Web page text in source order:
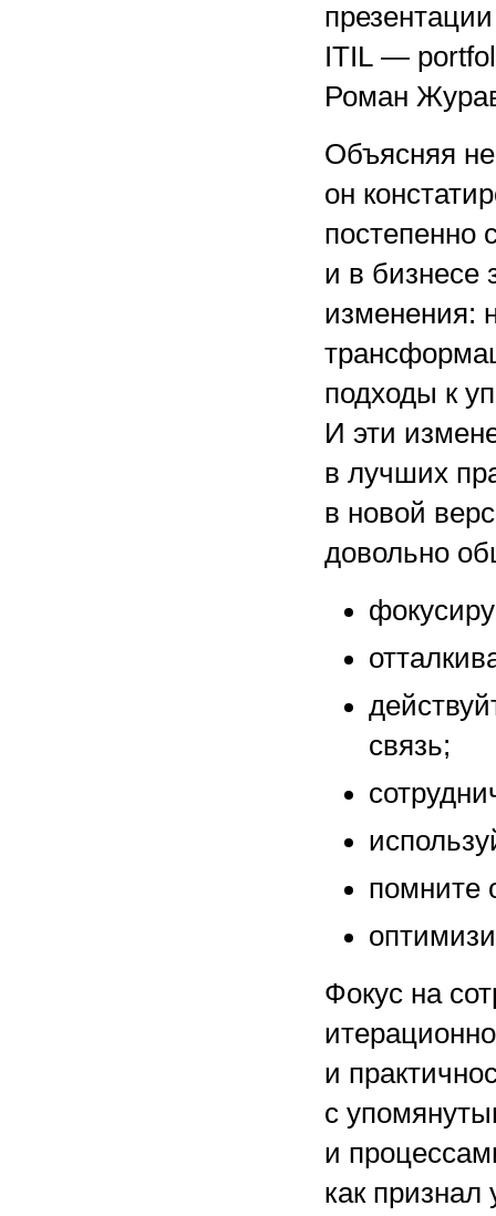
ITIL —
Роман
Объясняя
он
постепенно
и в бизнесе
изменения:
подходы к
И эти
в лучших
в новой
довольно
связь;
помните
Фокус на
и
с
и
как